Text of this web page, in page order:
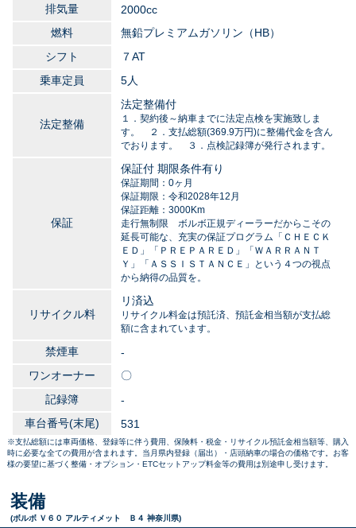
排気量 2000cc
燃料
無鉛プレミアムガソリン（HB）
シフト
７AT
乗車定員
5人
法定整備
法定整備付
１．契約後～納車までに法定点検を実施致しま
す。 ２．支払総額(369.9万円)に整備代金を含ん
でおります。 ３．点検記録簿が発行されます。
保証
保証付 期限条件有り
保証期間：0ヶ月
保証期限：令和2028年12月
保証距離：3000Km
走行無制限 ボルボ正規ディーラーだからこその
延長可能な、充実の保証プログラム「ＣＨＥＣＫ
ＥＤ」「ＰＲＥＰＡＲＥＤ」「ＷＡＲＲＡＮＴ
Ｙ」「ＡＳＳＩＳＴＡＮＣＥ」という４つの視点
から納得の品質を。
リサイクル料
リ済込
リサイクル料金は預託済、預託金相当額が支払総
額に含まれています。
禁煙車
-
ワンオーナー
〇
記録簿
-
車台番号(末尾)
531
※支払総額には車両価格、登録等に伴う費用、保険料・税金・リサイクル預託金相当額等、購入
時に必要な全ての費用が含まれます。当月県内登録（届出）・店頭納車の場合の価格です。お客
様の要望に基づく整備・オプション・ETCセットアップ料金等の費用は別途申し受けます。
装備
(ボルボ Ｖ６０ アルティメット Ｂ４ 神奈川県)